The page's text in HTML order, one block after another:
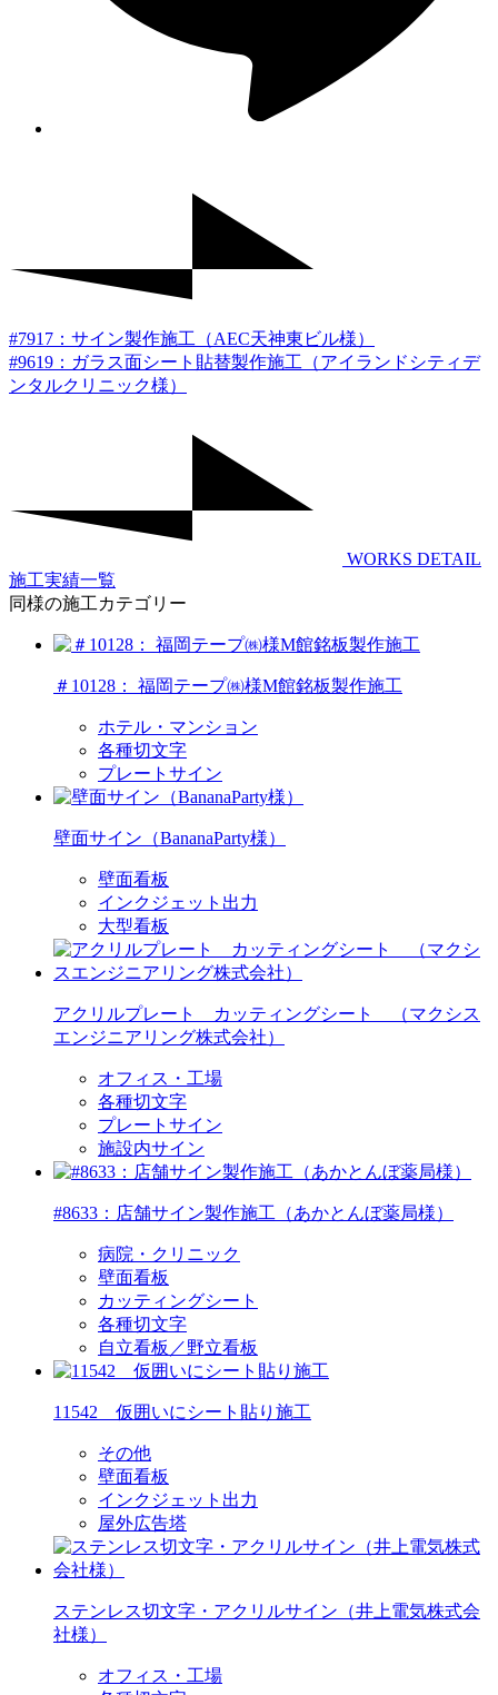
#7917：サイン製作施工（AEC天神東ビル様）
#9619：ガラス面シート貼替製作施工（アイランドシティデ
ンタルクリニック様）
WORKS DETAIL
施工実績一覧
同様の施工カテゴリー
＃10128： 福岡テープ㈱様M館銘板製作施工
ホテル・マンション
各種切文字
プレートサイン
壁面サイン（BananaParty様）
壁面看板
インクジェット出力
大型看板
アクリルプレート カッティングシート （マクシス
エンジニアリング株式会社）
オフィス・工場
各種切文字
プレートサイン
施設内サイン
#8633：店舗サイン製作施工（あかとんぼ薬局様）
病院・クリニック
壁面看板
カッティングシート
各種切文字
自立看板／野立看板
11542 仮囲いにシート貼り施工
その他
壁面看板
インクジェット出力
屋外広告塔
ステンレス切文字・アクリルサイン（井上電気株式会
社様）
オフィス・工場